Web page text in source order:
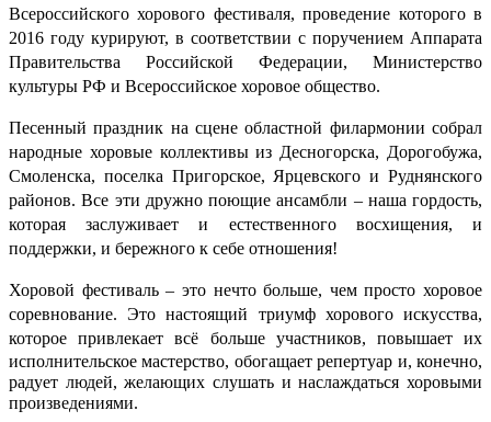
Всероссийского хорового фестиваля, проведение которого в
2016 году курируют, в соответствии с поручением Аппарата
Правительства Российской Федерации, Министерство
культуры РФ и Всероссийское хоровое общество.
Песенный праздник на сцене областной филармонии собрал
народные хоровые коллективы из Десногорска, Дорогобужа,
Смоленска, поселка Пригорское, Ярцевского и Руднянского
районов. Все эти дружно поющие ансамбли – наша гордость,
которая заслуживает и естественного восхищения, и
поддержки, и бережного к себе отношения!
Хоровой фестиваль – это нечто больше, чем просто хоровое
соревнование. Это настоящий триумф хорового искусства,
которое привлекает всё больше участников, повышает их
исполнительское мастерство, обогащает репертуар и, конечно,
радует людей, желающих слушать и наслаждаться хоровыми
произведениями.